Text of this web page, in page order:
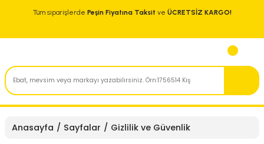
Tüm siparişlerde Peşin Fiyatına Taksit ve ÜCRETSİZ KARGO!
Anasayfa Sayfalar Gizlilik ve Güvenlik